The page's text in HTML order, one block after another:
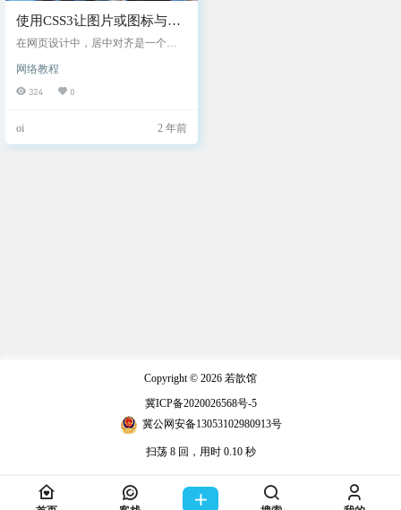
使用CSS3让图片或图标与文
字水平居中
在网页设计中，居中对齐是一个常
中，我们将学习如何使用CSS3来实
现将图片或图标与文字水平居中对
菜单、标语和按钮等。 步骤1：HT
ML 结构 首先，我们需要一个基本
网络教程
324 0
oi 2 年前
Copyright © 2026 若歆馆
冀ICP备2020026568号-5
冀公网安备13053102980913号
扫荡 8 回，用时 0.10 秒